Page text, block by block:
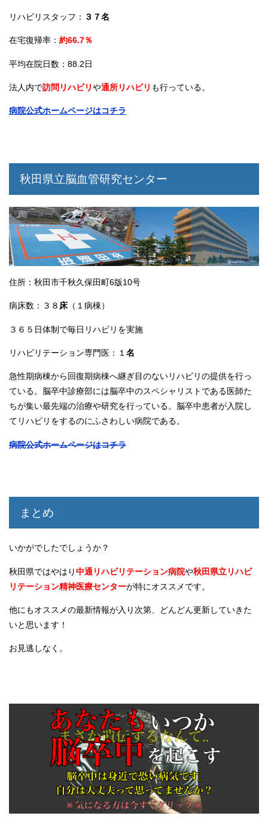
リハビリスタッフ： ３７名
在宅復帰率： 約66.7％
平均在院日数：88.2日
法人内で訪問リハビリや通所リハビリ も行っている。
病院公式ホームページはコチラ
秋田県立脳血管研究センター
住所：秋田市千秋久保田町6版10号
病床数：３８ 床 （１病棟）
３６５日体制で毎日リハビリを実施
リハビリテーション専門医：１ 名
急性期病棟から回復期病棟へ継ぎ目のないリハビリの提供を行っ
ている。脳卒中診療部には脳卒中のスペシャリストである医師た
ちが集い最先端の治療や研究を行っている。脳卒中患者が入院し
てリハビリをするのにふさわしい病院である。
病院公式ホームページはコチラ
まとめ
いかがでしたでしょうか？
秋田県ではやはり中通リハビリテーション病院や秋田県立リハビ
リテーション精神医療センターが特にオススメです。
他にもオススメの最新情報が入り次第、どんどん更新していきた
いと思います！
お見逃しなく。